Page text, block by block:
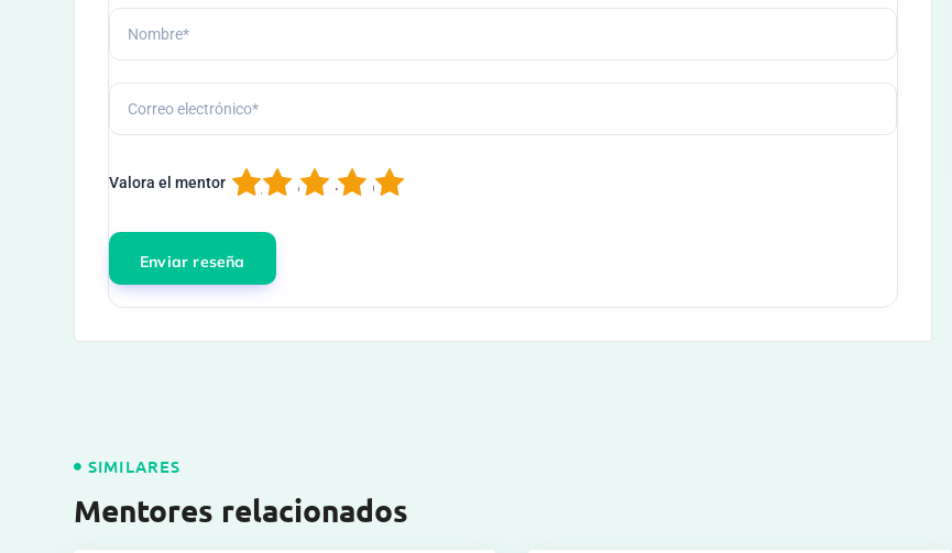
Valora el mentor 5
4
3
2
1
SIMILARES
Mentores relacionados